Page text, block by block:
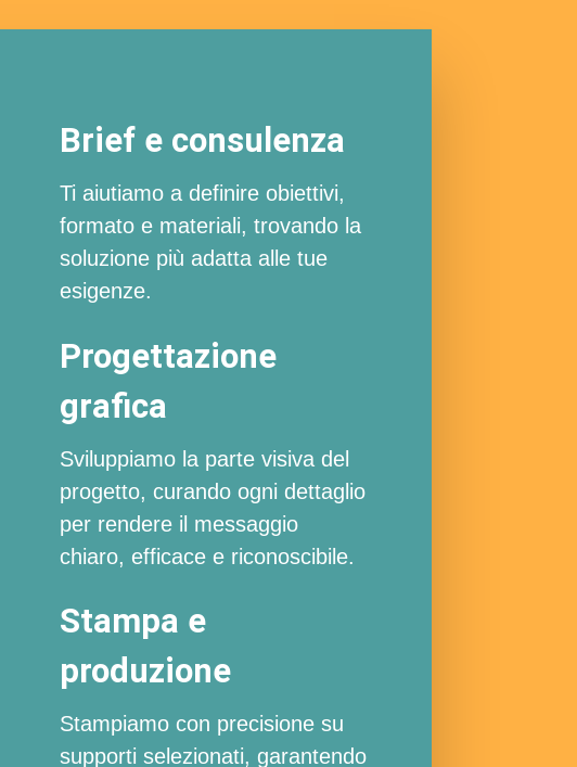
Brief e consulenza
Ti aiutiamo a definire obiettivi,
formato e materiali, trovando la
soluzione più adatta alle tue
esigenze.
Progettazione
grafica
Sviluppiamo la parte visiva del
progetto, curando ogni dettaglio
per rendere il messaggio
chiaro, efficace e riconoscibile.
Stampa e
produzione
Stampiamo con precisione su
supporti selezionati, garantendo